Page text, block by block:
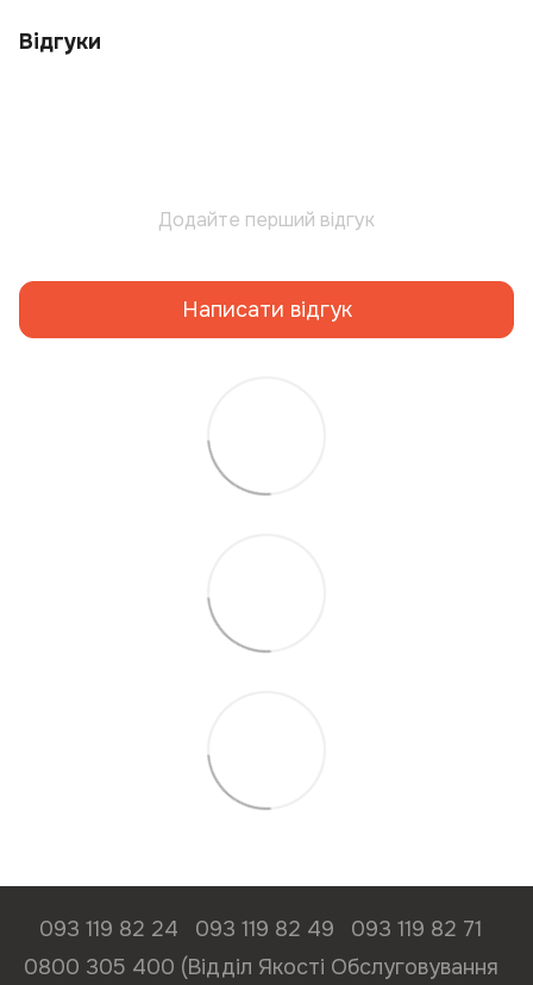
Відгуки
Додайте перший відгук
Написати відгук
093 119 82 24 093 119 82 49
093 119 82 71
0800 305 400 (Відділ Якості Обслуговування